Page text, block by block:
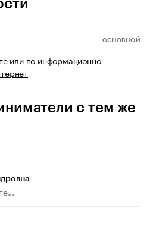
ОСНОВНОЙ
или по информационно-
с тем же